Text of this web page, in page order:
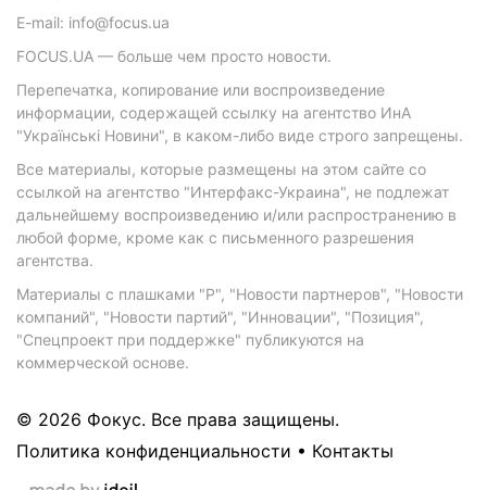
E-mail: info@focus.ua
FOCUS.UA — больше чем просто новости.
Перепечатка, копирование или воспроизведение
информации, содержащей ссылку на агентство ИнА
"Українські Новини", в каком-либо виде строго запрещены.
Все материалы, которые размещены на этом сайте со
ссылкой на агентство "Интерфакс-Украина", не подлежат
дальнейшему воспроизведению и/или распространению в
любой форме, кроме как с письменного разрешения
агентства.
Материалы с плашками "Р", "Новости партнеров", "Новости
компаний", "Новости партий", "Инновации", "Позиция",
"Спецпроект при поддержке" публикуются на
коммерческой основе.
© 2026 Фокус. Все права защищены.
Политика конфиденциальности • Контакты